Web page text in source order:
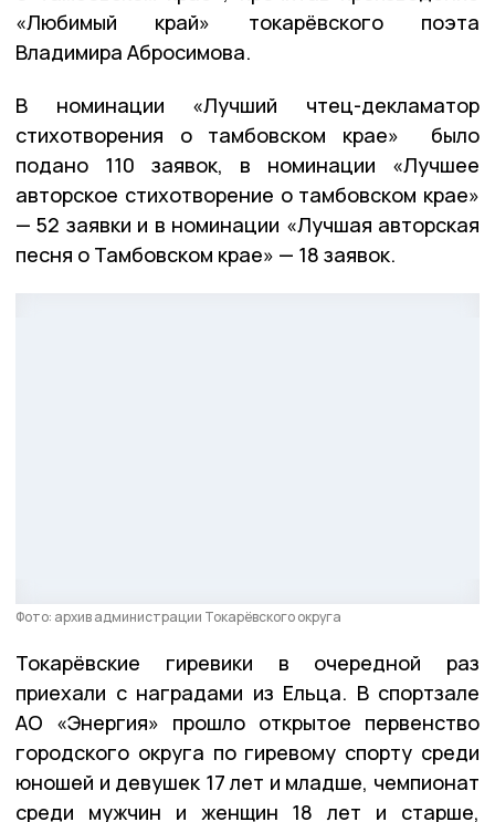
«Любимый край» токарёвского поэта
Владимира Абросимова.
В номинации «Лучший чтец-декламатор
стихотворения о тамбовском крае» было
подано 110 заявок, в номинации «Лучшее
авторское стихотворение о тамбовском крае»
— 52 заявки и в номинации «Лучшая авторская
песня о Тамбовском крае» — 18 заявок.
Фото: архив администрации Токарёвского округа
Токарёвские гиревики в очередной раз
приехали с наградами из Ельца. В спортзале
АО «Энергия» прошло открытое первенство
городского округа по гиревому спорту среди
юношей и девушек 17 лет и младше, чемпионат
среди мужчин и женщин 18 лет и старше,